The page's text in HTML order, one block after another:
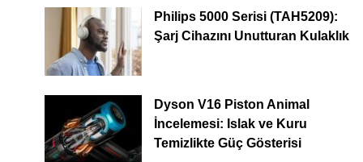
Philips 5000 Serisi (TAH5209):
Şarj Cihazını Unutturan Kulaklık
Dyson V16 Piston Animal
İncelemesi: Islak ve Kuru
Temizlikte Güç Gösterisi